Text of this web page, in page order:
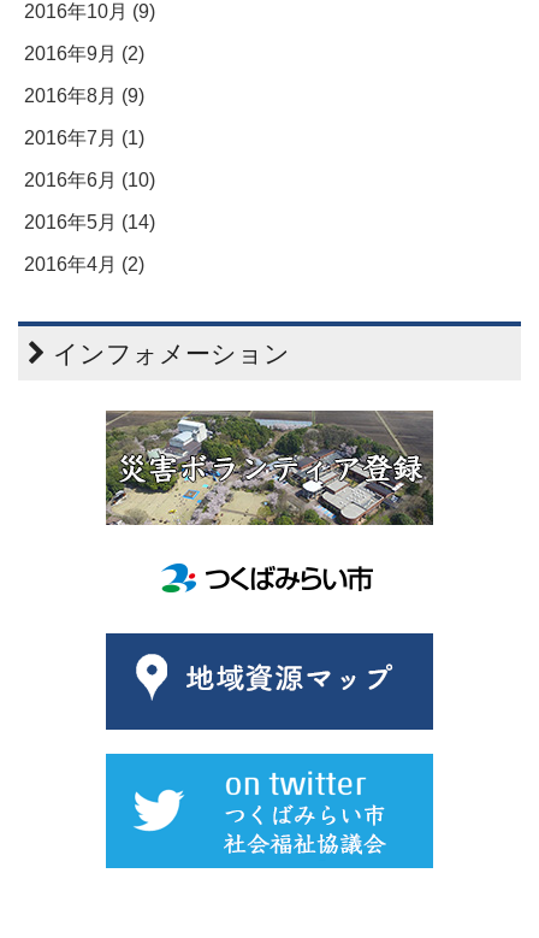
2016年10月 (9)
2016年9月 (2)
2016年8月 (9)
2016年7月 (1)
2016年6月 (10)
2016年5月 (14)
2016年4月 (2)
インフォメーション